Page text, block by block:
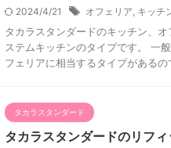
2024/4/21 オフェリア, キッチ
タカラスタンダードのキッチン、
ステムキッチンのタイプです。 一
フェリアに相当するタイプがある
タカラスタンダード
タカラスタンダードのリフ